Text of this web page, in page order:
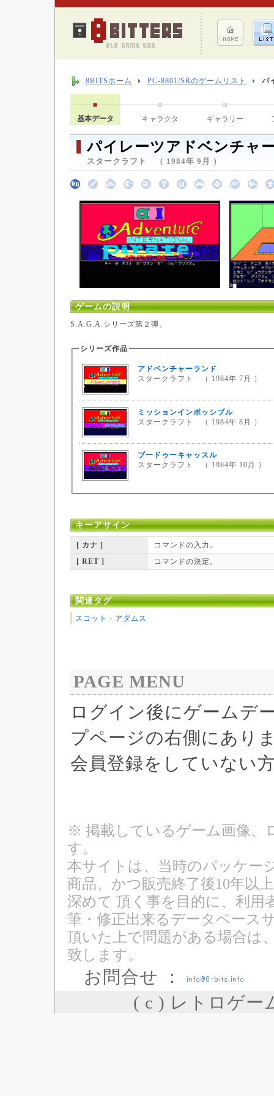
8BITSホーム PC-8801/SRのゲームリスト パ
基本データ キャラクタ ギャラリー
パイレーツアドベンチャ
スタークラフト （ 1984年 9月 ）
ゲームの説明
S.A.G.A.シリーズ第２弾。
シリーズ作品
アドベンチャーランド
スタークラフト （ 1984年 7月 ）
ミッションインポッシブル
スタークラフト （ 1984年 8月 ）
ブードゥーキャッスル
スタークラフト （ 1984年 10月 ）
キーアサイン
[ カナ ]
コマンドの入力。
[ RET ]
コマンドの決定。
関連タグ
スコット・アダムス
PAGE MENU
ログイン後にゲームデ
プページの右側にあり
会員登録をしていない
※ 掲載しているゲーム画像、
す。
本サイトは、当時のパッケー
商品、かつ販売終了後10年以
深めて 頂く事を目的に、利用
筆・修正出来るデータベース
頂いた上で問題がある場合は
致します。
お問合せ ：
( c ) レトロゲー